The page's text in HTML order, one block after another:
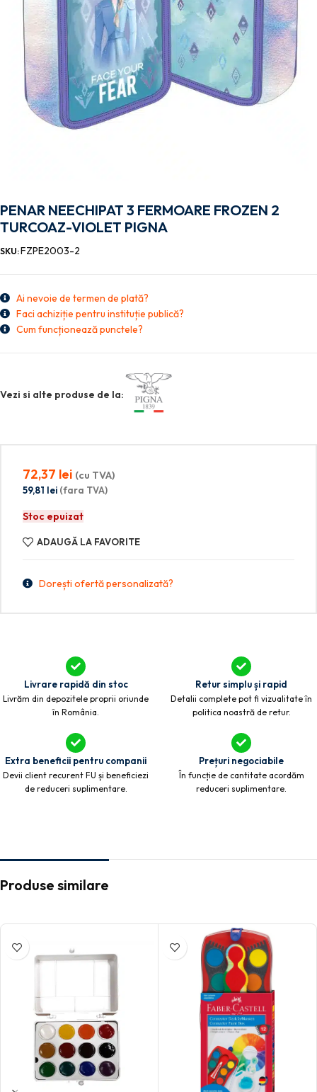
PENAR NEECHIPAT 3 FERMOARE FROZEN 2
TURCOAZ-VIOLET PIGNA
SKU:FZPE2003-2
Ai nevoie de termen de plată?
Faci achiziție pentru instituție publică?
Cum funcționează punctele?
Vezi si alte produse de la:
72,37 lei (cu TVA)
59,81 lei (fara TVA)
Stoc epuizat
ADAUGĂ LA FAVORITE
Dorești ofertă personalizată?
Livrare rapidă din stoc
Livrăm din depozitele proprii oriunde
în România.
Retur simplu și rapid
Detalii complete pot fi vizualitate în
politica noastră de retur.
Extra beneficii pentru companii
Devii client recurent FU și beneficiezi
de reduceri suplimentare.
Prețuri negociabile
În funcție de cantitate acordăm
reduceri suplimentare.
Produse similare